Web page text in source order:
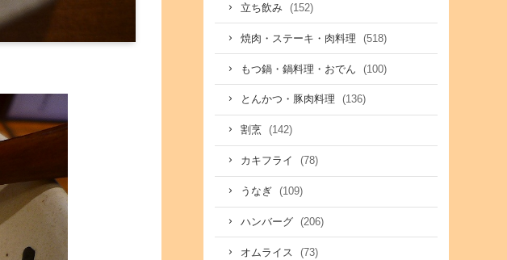
立ち飲み (152)
焼肉・ステーキ・肉料理 (518)
もつ鍋・鍋料理・おでん (100)
とんかつ・豚肉料理 (136)
割烹 (142)
カキフライ (78)
うなぎ (109)
ハンバーグ (206)
オムライス (73)